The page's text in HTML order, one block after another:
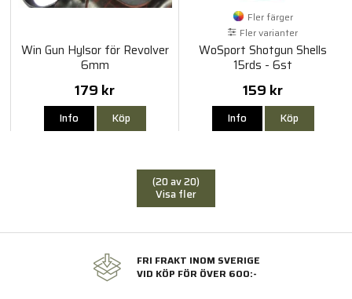
Win Gun Hylsor för Revolver
6mm
179 kr
Info Köp
Fler färger
Fler varianter
WoSport Shotgun Shells
15rds - 6st
159 kr
Info Köp
(20 av 20)
Visa fler
FRI FRAKT INOM SVERIGE
VID KÖP FÖR ÖVER 600:-